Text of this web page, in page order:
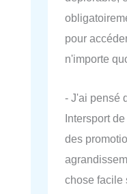
pour
n'importe
- J'ai pensé
Intersport
des
chose facile